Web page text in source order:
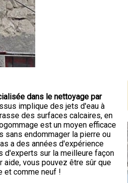
dans le nettoyage par
implique des jets d'eau à
des surfaces calcaires, en
est un moyen efficace
endommager la pierre ou
a des années d'expérience
d'experts sur la meilleure façon
vous pouvez être sûr que
et comme neuf !